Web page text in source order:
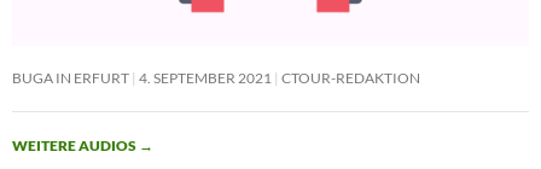
BUGA IN ERFURT 4. SEPTEMBER 2021 CTOUR-REDAKTION
WEITERE AUDIOS →